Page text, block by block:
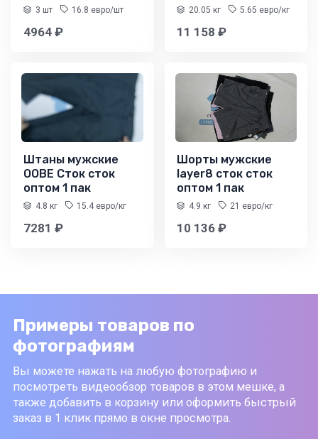
3 шт 16.8 евро/шт
4964 ₽
20.05 кг 5.65 евро/кг
11 158 ₽
Штаны мужские
OOBE Сток сток
оптом 1 пак
4.8 кг 15.4 евро/кг
7281 ₽
Шорты мужские
layer8 сток сток
оптом 1 пак
4.9 кг 21 евро/кг
10 136 ₽
Примеры товаров по
фотографиям
Вы можете нажать на любую фотографию и
посмотреть видеообзор товаров в этом мешке, а
также добавить в корзину или оформить быстрый
заказ в 1 клик прямо в окне просмотра.